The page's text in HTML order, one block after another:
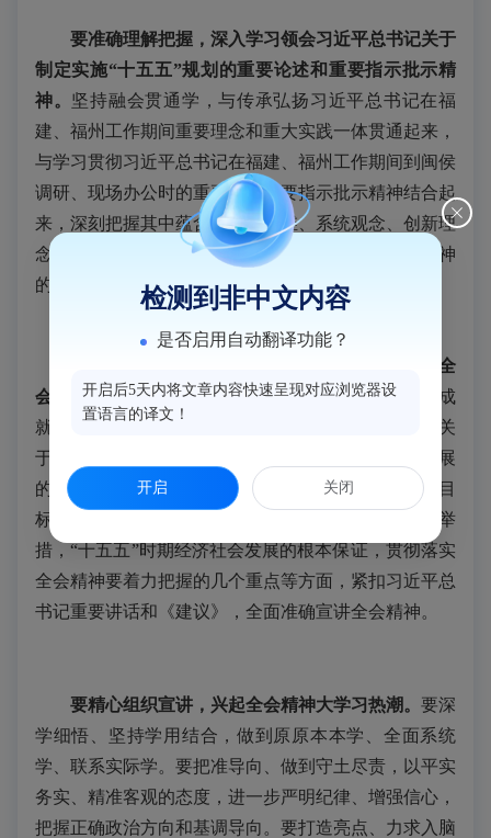
要准确理解把握，深入学习领会习近平总书记关于
制定实施“十五五”规划的重要论述和重要指示批示精
神。 坚持融会贯通学，与传承弘扬习近平总书记在福
建、福州工作期间重要理念和重大实践一体贯通起来，
与学习贯彻习近平总书记在福建、福州工作期间到闽侯
调研、现场办公时的重要讲话重要指示批示精神结合起
来， 深刻把握其中蕴含的战略思维、系统观念、创新理
念、担当精神、宗旨意识和科学方法，深化对全会精神
的认识理解。
要坚持全面系统，讲清楚讲透彻党的二十届四中全
会精神。从“十四五”时期我国发展取得的重大成
就，“十五五”时期经济社会发展的重大意义，党中央关
于国内外形势的基本判断，“十五五”时期经济社会发展
的指导思想和重大原则，推动经济社会发展主要目
标，“十五五”时期经济社会发展的战略任务和重大举
措，“十五五”时期经济社会发展的根本保证，贯彻落实
全会精神要着力把握的几个重点等方面，紧扣习近平总
书记重要讲话和《建议》，全面准确宣讲全会精神。
要精心组织宣讲，兴起全会精神大学习热潮。 要深
学细悟、坚持学用结合，做到原原本本学、全面系统
学、联系实际学。要把准导向、做到守土尽责，以平实
务实、精准客观的态度，进一步严明纪律、增强信心，
把握正确政治方向和基调导向。要打造亮点、力求入脑
检测到非中文内容
是否启用自动翻译功能？
开启后5天内将文章内容快速呈现对应浏览器设
置语言的译文！
开启 关闭